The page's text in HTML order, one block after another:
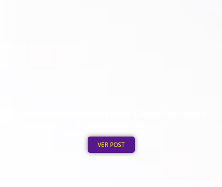
Publicado em: 3 de agosto de 2026
VER POST